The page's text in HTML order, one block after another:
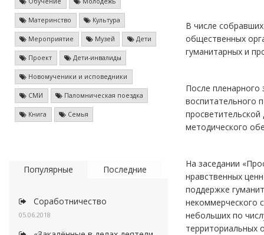
Материнство Культура
Мероприятие Музей Дети
Проект Дети-инвалиды
Новомученики и исповедники
СМИ Паломническая поездка
Книга Семья
Популярные Последние
Соработничество
05.06.2018
В числе
общественных
гуманитарных и
После
воспитательного
методического
На заседании
нравственных
поддержке
некоммерческого
небольших по
территориальных